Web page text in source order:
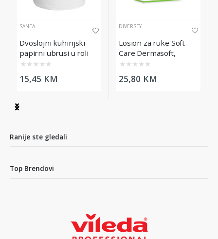
SANEA
Dvoslojni kuhinjski
papirni ubrusi u roli
Sanea, 160 m, bijeli
★ ★ ★ ★ ★
15,45 KM
DIVERSEY
Losion za ruke Soft
Care Dermasoft,
800ml
★ ★ ★ ★ ★
25,80 KM
Item
4
Ranije ste gledali
Top Brendovi